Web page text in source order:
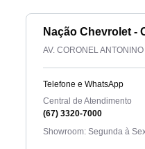
Nação Chevrolet -
AV. CORONEL
Telefone e WhatsApp
Central de Atendimento
(67) 3320-7000
Showroom: Segunda à